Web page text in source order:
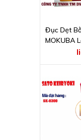
Đục Dẹt
MOKUBA Loại A-1 Kích
Thước 32